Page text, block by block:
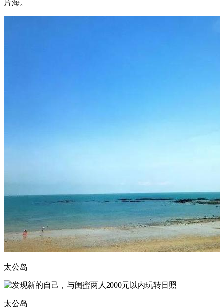
片海。
太公岛
太公岛